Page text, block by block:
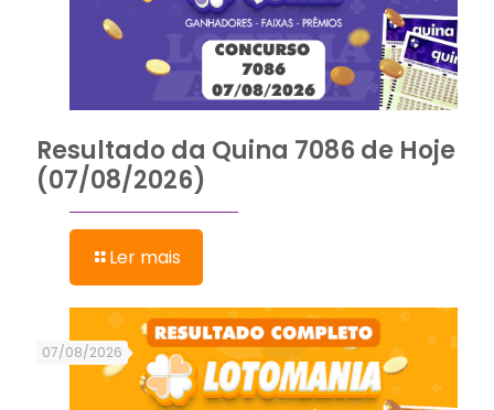
Resultado da Quina 7086 de Hoje
(07/08/2026)
Ler mais
07/08/2026